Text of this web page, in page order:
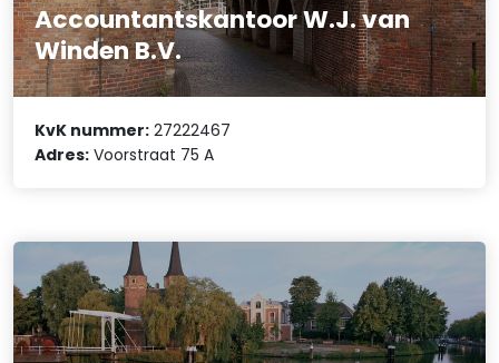
Accountantskantoor W.J. van
Winden B.V.
KvK nummer: 27222467
Adres: Voorstraat 75 A